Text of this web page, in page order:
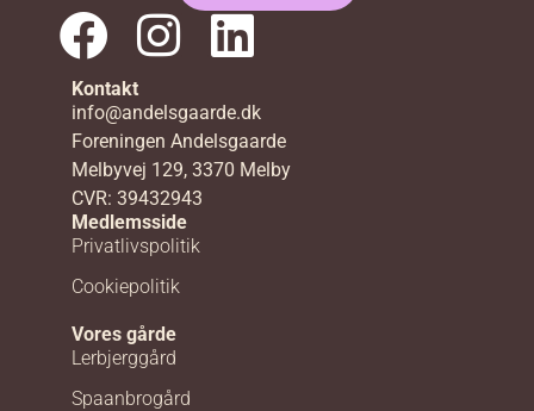
Kontakt
info@andelsgaarde.dk
Foreningen Andelsgaarde
Melbyvej 129, 3370 Melby
CVR: 39432943
Medlemsside
Privatlivspolitik
Cookiepolitik
Vores gårde
Lerbjerggård
Spaanbrogård